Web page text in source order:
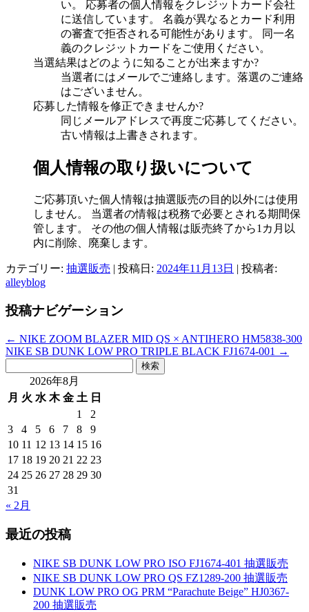
い。 応募者の個人情報をクレジットカード会社
に送信しています。 名義が異なるとカード利用
の審査で拒否される可能性があります。 同一名
義のクレジットカードをご使用ください。
当選結果はどのように知ることが出来ますか?
当選者にはメールでご連絡します。落選のご連絡
はございません。
応募した情報を修正できませんか?
同じメールアドレスで再度ご応募してください。
古い情報は上書きされます。
個人情報の取り扱いについて
ご応募頂いた個人情報は抽選販売の目的以外には使用
しません。 当選者の情報は税務で必要とされる期間保
管します。 その他の個人情報は販売終了から1カ月以
内に削除、廃棄します。
カテゴリー: 抽選販売 | 投稿日: 2024年11月13日 | 投稿者:
alleyblog
投稿ナビゲーション
← NIKE ZOOM BLAZER MID QS × ANTIHERO HM5838-300
NIKE SB DUNK LOW PRO TRIPLE BLACK FJ1674-001 →
2026年8月
月 火 水 木 金 土 日
1
2
3
4 5 6 7 8
9
10 11 12 13 14 15 16
17 18 19 20 21 22 23
24 25 26 27 28 29 30
31
« 2月
最近の投稿
NIKE SB DUNK LOW PRO ISO FJ1674-401 抽選販売
NIKE SB DUNK LOW PRO QS FZ1289-200 抽選販売
DUNK LOW PRO OG PRM “Parachute Beige” HJ0367-
200 抽選販売